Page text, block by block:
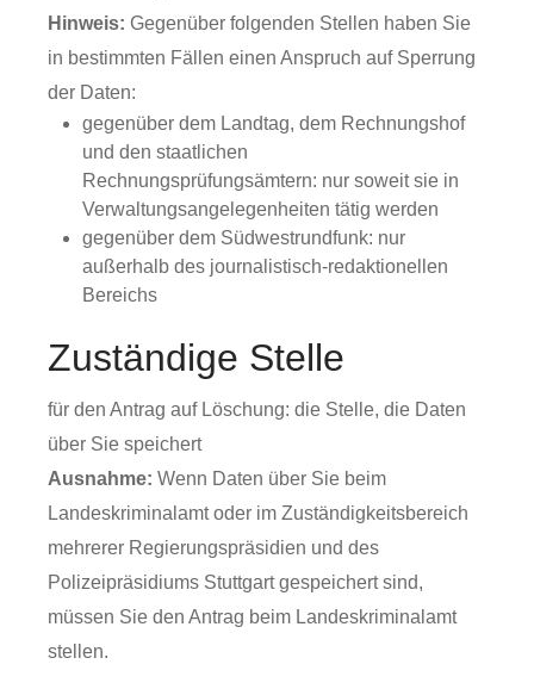
Hinweis: Gegenüber folgenden Stellen haben Sie
in bestimmten Fällen einen Anspruch auf Sperrung
der Daten:
gegenüber dem Landtag, dem Rechnungshof
und den staatlichen
Rechnungsprüfungsämtern: nur soweit sie in
Verwaltungsangelegenheiten tätig werden
gegenüber dem Südwestrundfunk: nur
außerhalb des journalistisch-redaktionellen
Bereichs
Zuständige Stelle
für den Antrag auf Löschung: die Stelle, die Daten
über Sie speichert
Ausnahme: Wenn Daten über Sie beim
Landeskriminalamt oder im Zuständigkeitsbereich
mehrerer Regierungspräsidien und des
Polizeipräsidiums Stuttgart gespeichert sind,
müssen Sie den Antrag beim Landeskriminalamt
stellen.